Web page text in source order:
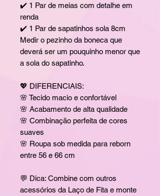
✔️ 1 Par de meias com detalhe em
renda
✔️ 1 Par de sapatinhos sola 8cm
Medir o pezinho da boneca que
deverá ser um pouquinho menor que
a sola do sapatinho.
💖 DIFERENCIAIS:
🌸 Tecido macio e confortável
🌸 Acabamento de alta qualidade
🌸 Combinação perfeita de cores
suaves
🌸 Roupa sob medida para reborn
entre 56 e 66 cm
💬 Dica: Combine com outros
acessórios da Laço de Fita e monte